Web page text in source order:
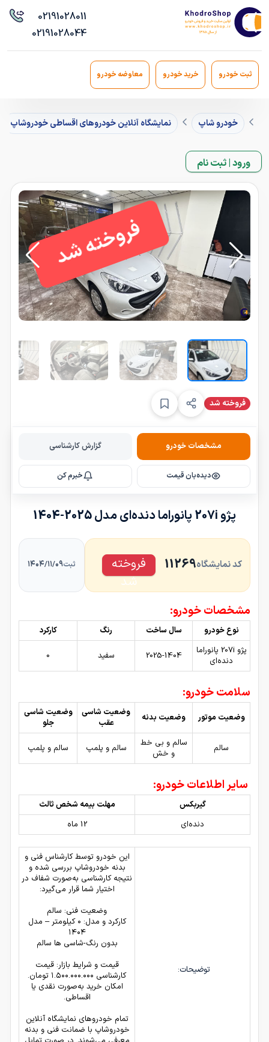
02191028011
02191028044
ثبت خودرو خرید خودرو معاوضه خودرو
خودرو شاپ نمایشگاه آنلاین خودروهای اقساطی خودروشاپ
ورود | ثبت نام
فروخته شد
فروخته شد
مشخصات خودرو گزارش کارشناسی
دیده‌بان قیمت خبرم کن
پژو 207i پانوراما دنده‌ای مدل 2025-1404
کد نمایشگاه11269
فروخته
شد
ثبت۱۴۰۴/۱۱/۰۹
مشخصات خودرو:
نوع خودرو سال ساخت رنگ
کارکرد
پژو 207i پانوراما
دنده‌ای
2025-1404 سفید 0
سلامت خودرو:
وضعیت موتور وضعیت بدنه
وضعیت شاسی
عقب
وضعیت شاسی
جلو
سالم
سالم و بی خط
و خش
سالم و پلمپ سالم و پلمپ
سایر اطلاعات خودرو:
گیربکس
مهلت بیمه شخص ثالث
دنده‌ای
12 ماه
توضیحات:
این خودرو توسط کارشناس فنی و
بدنه خودروشاپ بررسی شده و
نتیجه کارشناسی به‌صورت شفاف در
اختیار شما قرار می‌گیرد:
وضعیت فنی: سالم
کارکرد و مدل: ۰ کیلومتر – مدل
۱۴۰۴
بدون رنگ-شاسی ها سالم
قیمت و شرایط بازار: قیمت
کارشناسی ۱.۵۰۰.۰۰۰.۰۰۰ تومان.
امکان خرید به‌صورت نقدی یا
اقساطی.
تمام خودروهای نمایشگاه آنلاین
خودروشاپ با ضمانت فنی و بدنه